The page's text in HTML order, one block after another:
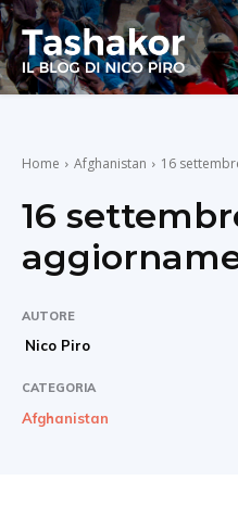
Home Afghanistan 16
16
AUTORE
Nico Piro
CATEGORIA
Afghanistan